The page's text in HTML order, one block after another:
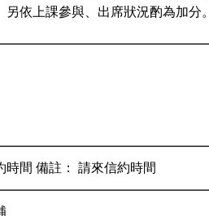
另依上課參與、出席狀況酌為加分。
時間 備註： 請來信約時間